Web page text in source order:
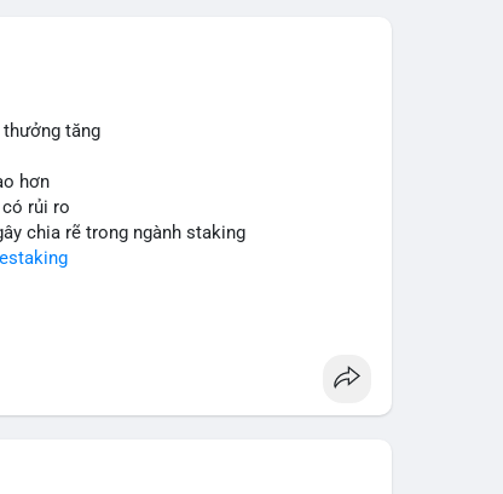
tăng
hơn
rủi ro
chia rẽ trong ngành staking